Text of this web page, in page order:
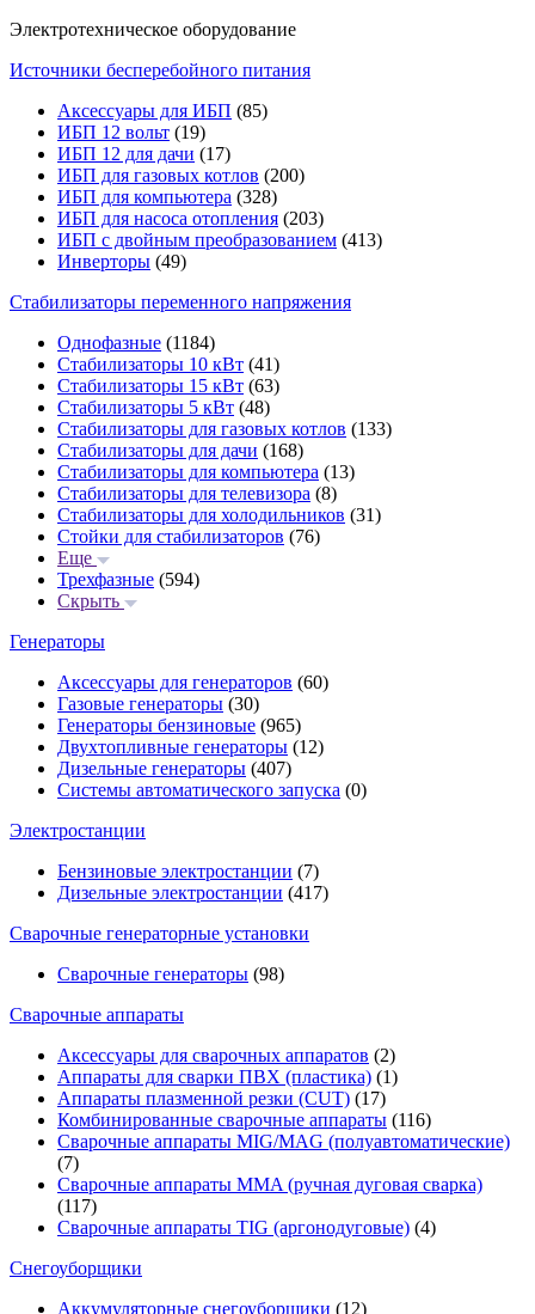
Электротехническое оборудование
Источники бесперебойного питания
Аксессуары для ИБП (85)
ИБП 12 вольт (19)
ИБП 12 для дачи (17)
ИБП для газовых котлов (200)
ИБП для компьютера (328)
ИБП для насоса отопления (203)
ИБП с двойным преобразованием (413)
Инверторы (49)
Стабилизаторы переменного напряжения
Однофазные (1184)
Стабилизаторы 10 кВт (41)
Стабилизаторы 15 кВт (63)
Стабилизаторы 5 кВт (48)
Стабилизаторы для газовых котлов (133)
Стабилизаторы для дачи (168)
Стабилизаторы для компьютера (13)
Стабилизаторы для телевизора (8)
Стабилизаторы для холодильников (31)
Стойки для стабилизаторов (76)
Еще
Трехфазные (594)
Скрыть
Генераторы
Аксессуары для генераторов (60)
Газовые генераторы (30)
Генераторы бензиновые (965)
Двухтопливные генераторы (12)
Дизельные генераторы (407)
Системы автоматического запуска (0)
Электростанции
Бензиновые электростанции (7)
Дизельные электростанции (417)
Сварочные генераторные установки
Сварочные генераторы (98)
Сварочные аппараты
Аксессуары для сварочных аппаратов (2)
Аппараты для сварки ПВХ (пластика) (1)
Аппараты плазменной резки (CUT) (17)
Комбинированные сварочные аппараты (116)
Сварочные аппараты MIG/MAG (полуавтоматические)
(7)
Сварочные аппараты MMA (ручная дуговая сварка)
(117)
Сварочные аппараты TIG (аргонодуговые) (4)
Снегоуборщики
Аккумуляторные снегоуборщики (12)